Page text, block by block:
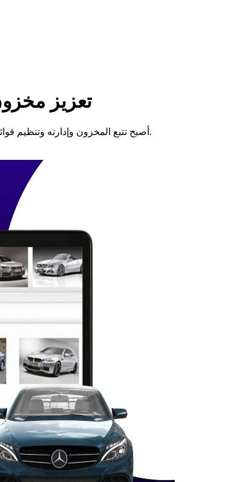
تعزيز
أصبح تتبع المخزون وإدارته وتنظيم قوائم المركبات أمرًا سهلاً. حلولنا لإدارة القوائم تُحسّن العمليات وتضمن أقصى ربحية.